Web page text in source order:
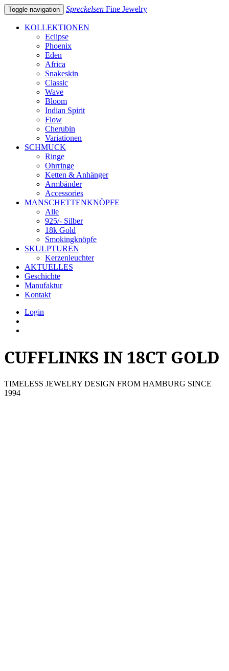
Toggle navigation Spreckelsen Fine Jewelry
KOLLEKTIONEN
Eclipse
Phoenix
Eden
Africa
Snakeskin
Classic
Wave
Bloom
Indian Spirit
Flow
Cherubin
Variationen
SCHMUCK
Ringe
Ohrringe
Ketten & Anhänger
Armbänder
Accessories
MANSCHETTENKNÖPFE
Alle
925/- Silber
18k Gold
Smokingknöpfe
SKULPTUREN
Kerzenleuchter
AKTUELLES
Geschichte
Manufaktur
Kontakt
Login
CUFFLINKS IN 18CT GOLD
TIMELESS JEWELRY DESIGN FROM HAMBURG SINCE
1994